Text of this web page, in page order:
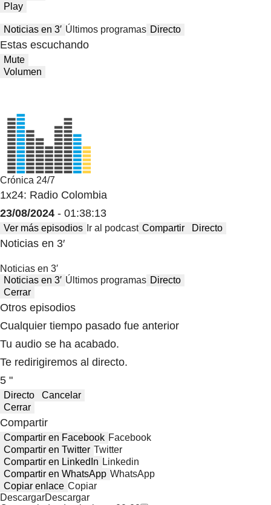
Play
Noticias en 3′ Últimos programas Directo
Estas escuchando
Mute
Volumen
Crónica 24/7
1x24: Radio Colombia
23/08/2024 - 01:38:13
Ver más episodios Ir al podcast Compartir Directo
Noticias en 3′
Noticias en 3′
Noticias en 3′ Últimos programas Directo
Cerrar
Otros episodios
Cualquier tiempo pasado fue anterior
Tu audio se ha acabado.
Te redirigiremos al directo.
5 "
Directo
Cancelar
Cerrar
Compartir
Compartir en Facebook Facebook
Compartir en Twitter Twitter
Compartir en LinkedIn Linkedin
Compartir en WhatsApp WhatsApp
Copiar enlace Copiar
DescargarDescargar